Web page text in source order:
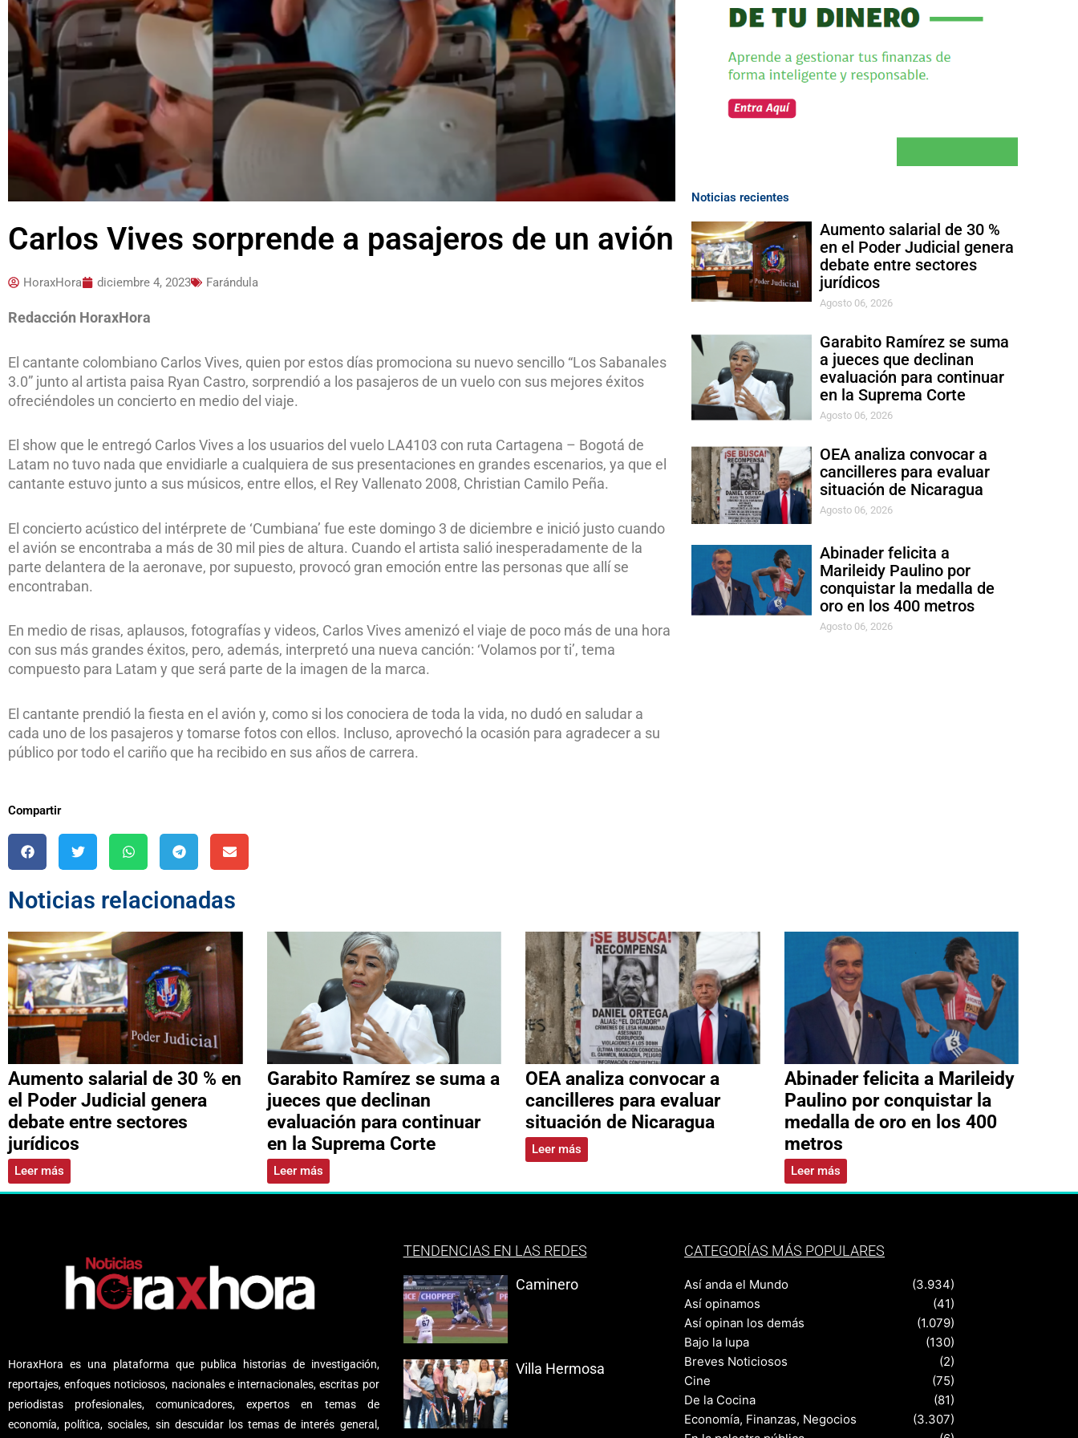
Carlos Vives sorprende a pasajeros de un avión
HoraxHora diciembre 4, 2023 Farándula
Redacción HoraxHora
El cantante colombiano Carlos Vives, quien por estos días promociona su nuevo sencillo “Los Sabanales
3.0” junto al artista paisa Ryan Castro, sorprendió a los pasajeros de un vuelo con sus mejores éxitos
ofreciéndoles un concierto en medio del viaje.
El show que le entregó Carlos Vives a los usuarios del vuelo LA4103 con ruta Cartagena – Bogotá de
Latam no tuvo nada que envidiarle a cualquiera de sus presentaciones en grandes escenarios, ya que el
cantante estuvo junto a sus músicos, entre ellos, el Rey Vallenato 2008, Christian Camilo Peña.
El concierto acústico del intérprete de ‘Cumbiana’ fue este domingo 3 de diciembre e inició justo cuando
el avión se encontraba a más de 30 mil pies de altura. Cuando el artista salió inesperadamente de la
parte delantera de la aeronave, por supuesto, provocó gran emoción entre las personas que allí se
encontraban.
En medio de risas, aplausos, fotografías y videos, Carlos Vives amenizó el viaje de poco más de una hora
con sus más grandes éxitos, pero, además, interpretó una nueva canción: ‘Volamos por ti’, tema
compuesto para Latam y que será parte de la imagen de la marca.
El cantante prendió la fiesta en el avión y, como si los conociera de toda la vida, no dudó en saludar a
cada uno de los pasajeros y tomarse fotos con ellos. Incluso, aprovechó la ocasión para agradecer a su
público por todo el cariño que ha recibido en sus años de carrera.
Compartir
Noticias recientes
Aumento salarial de 30 %
en el Poder Judicial genera
debate entre sectores
jurídicos
Agosto 06, 2026
Garabito Ramírez se suma
a jueces que declinan
evaluación para continuar
en la Suprema Corte
Agosto 06, 2026
OEA analiza convocar a
cancilleres para evaluar
situación de Nicaragua
Agosto 06, 2026
Abinader felicita a
Marileidy Paulino por
conquistar la medalla de
oro en los 400 metros
Agosto 06, 2026
Noticias relacionadas
Aumento salarial de 30 % en
el Poder Judicial genera
debate entre sectores
jurídicos
Leer más
Garabito Ramírez se suma a
jueces que declinan
evaluación para continuar
en la Suprema Corte
Leer más
OEA analiza convocar a
cancilleres para evaluar
situación de Nicaragua
Leer más
Abinader felicita a Marileidy
Paulino por conquistar la
medalla de oro en los 400
metros
Leer más
HoraxHora es una plataforma que publica historias de investigación,
reportajes, enfoques noticiosos, nacionales e internacionales, escritas por
periodistas profesionales, comunicadores, expertos en temas de
economía, política, sociales, sin descuidar los temas de interés general,
TENDENCIAS EN LAS REDES
Caminero
Villa Hermosa
CATEGORÍAS MÁS POPULARES
Así anda el Mundo
(3.934)
Así opinamos
(41)
Así opinan los demás
(1.079)
Bajo la lupa
(130)
Breves Noticiosos
(2)
Cine
(75)
De la Cocina
(81)
Economía, Finanzas, Negocios
(3.307)